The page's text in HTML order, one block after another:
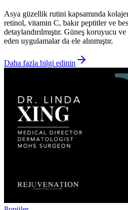
Asya güzellik rutini kapsamında
retinol, vitamin C, bakır peptitler ve
detaylandırılmıştır. Güneş koruyucu
eden uygulamalar da ele alınmıştır.
Daha fazla bilgi edinin